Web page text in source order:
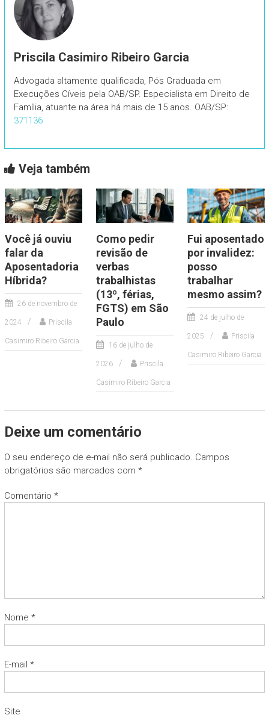
Priscila Casimiro Ribeiro Garcia
Advogada altamente qualificada, Pós Graduada em
Execuções Cíveis pela OAB/SP. Especialista em Direito de
Família, atuante na área há mais de 15 anos. OAB/SP:
371136
Veja também
Você já ouviu
falar da
Aposentadoria
Híbrida?
26 de novembro de
2024 Priscila
Casimiro Ribeiro Garcia
Como pedir
revisão de
verbas
trabalhistas
(13º, férias,
FGTS) em São
Paulo
16 de julho de
2026 Priscila
Casimiro Ribeiro Garcia
Fui aposentado
por invalidez:
posso
trabalhar
mesmo assim?
24 de julho de
2025 Priscila
Casimiro Ribeiro Garcia
Deixe um comentário
O seu endereço de e-mail não será publicado. Campos
obrigatórios são marcados com *
Comentário *
Nome *
E-mail *
Site